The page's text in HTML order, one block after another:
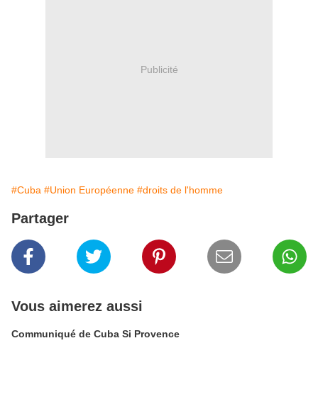
Publicité
#Cuba #Union Européenne #droits de l'homme
Partager
Vous aimerez aussi
Communiqué de Cuba Si Provence